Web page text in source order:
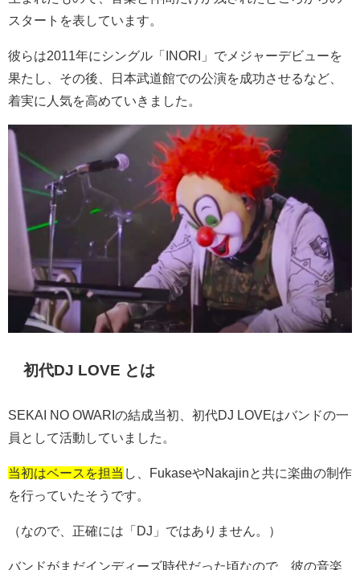
スタートを表しています​​​​​​。
彼らは2011年にシングル「INORI」でメジャーデビューを
果たし、その後、日本武道館での公演を成功させるなど、
着実に人気を高めていきました​​​​。
初代DJ LOVE とは
SEKAI NO OWARIの結成当初、初代DJ LOVEはバンドの一
員として活動していました。
当初はベースを担当 し、FukaseやNakajinと共に楽曲の制作
を行っていたそうです。
（なので、正確には「DJ」ではありません。）
バンドがまだインディーズ時代だった頃なので、彼の音楽